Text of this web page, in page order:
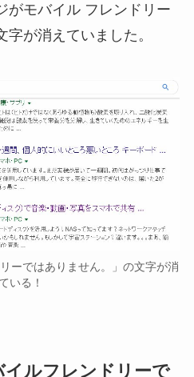
がモバイル フレンドリー
が消えていました。
ーではありません。」の文字が消
いる！
ルフレンドリーで